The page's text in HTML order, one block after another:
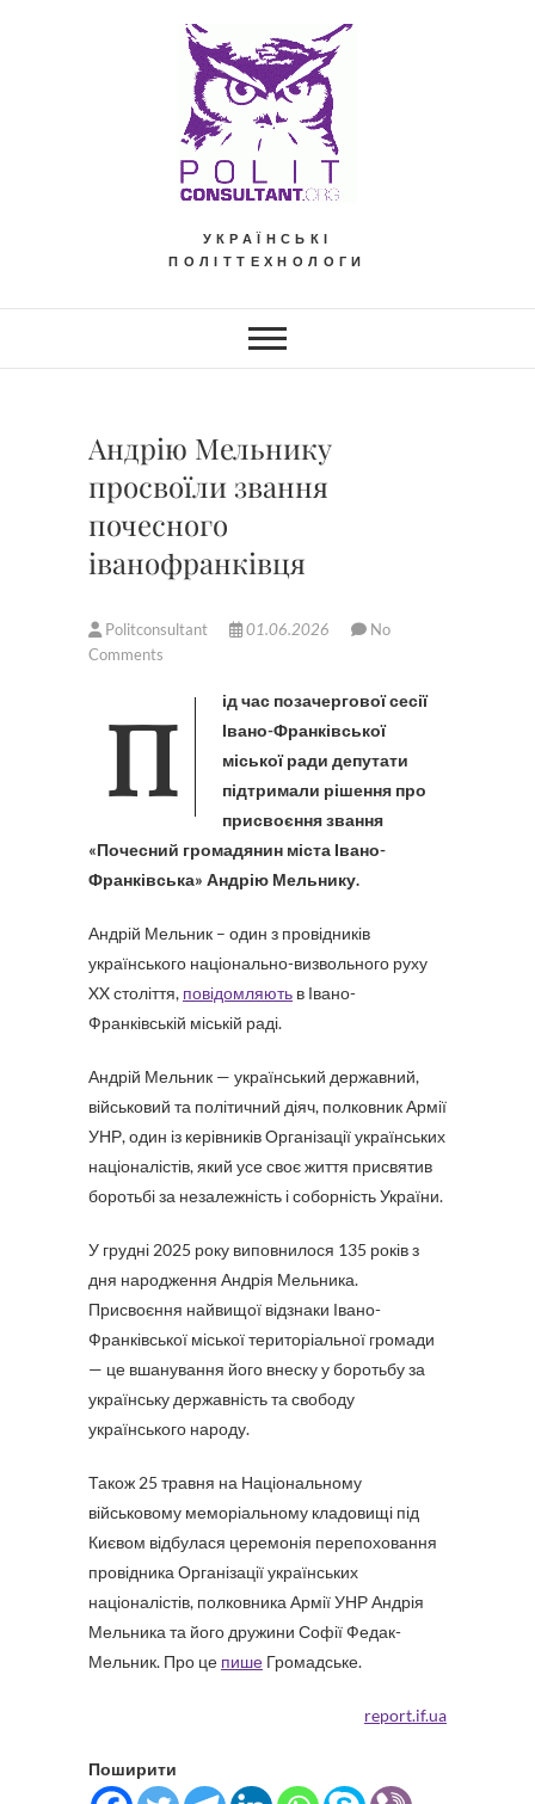
УКРАЇНСЬКІ
ПОЛІТТЕХНОЛОГИ
Андрію Мельнику
просвоїли звання
почесного
іванофранківця
Politconsultant 01.06.2026
No
Comments
Під час позачергової сесії
Івано-Франківської
міської ради депутати
підтримали рішення про
присвоєння звання
«Почесний громадянин міста Івано-
Франківська» Андрію Мельнику.
Андрій Мельник – один з провідників
українського національно-визвольного руху
XX століття, повідомляють в Івано-
Франківській міській раді.
Андрій Мельник — український державний,
військовий та політичний діяч, полковник Армії
УНР, один із керівників Організації українських
націоналістів, який усе своє життя присвятив
боротьбі за незалежність і соборність України.
У грудні 2025 року виповнилося 135 років з
дня народження Андрія Мельника.
Присвоєння найвищої відзнаки Івано-
Франківської міської територіальної громади
— це вшанування його внеску у боротьбу за
українську державність та свободу
українського народу.
Також 25 травня на Національному
військовому меморіальному кладовищі під
Києвом відбулася церемонія перепоховання
провідника Організації українських
націоналістів, полковника Армії УНР Андрія
Мельника та його дружини Софії Федак-
Мельник. Про це пише Громадське.
report.if.ua
Поширити